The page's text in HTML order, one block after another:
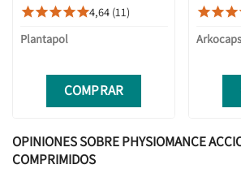
4,64 (11)
Plantapol
COMPRAR

OPINIONES SOBRE PHYSIOMANCE
COMPRIMIDOS